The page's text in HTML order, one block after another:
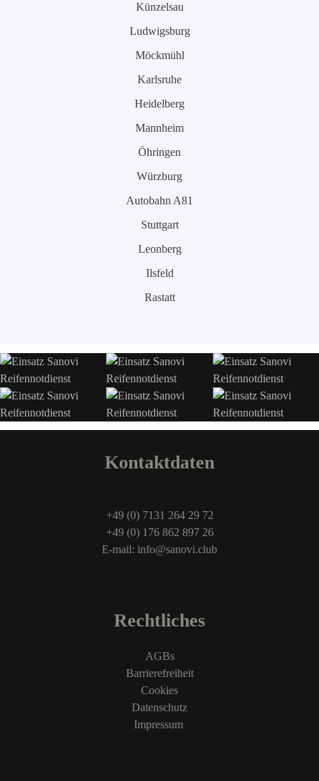
Künzelsau
Ludwigsburg
Möckmühl
Karlsruhe
Heidelberg
Mannheim
Öhringen
Würzburg
Autobahn A81
Stuttgart
Leonberg
Ilsfeld
Rastatt
Kontaktdaten
+49 (0) 7131 264 29 72
+49 (0) 176 862 897 26
E-mail: info@sanovi.club
Rechtliches
AGBs
Barrierefreiheit
Cookies
Datenschutz
Impressum